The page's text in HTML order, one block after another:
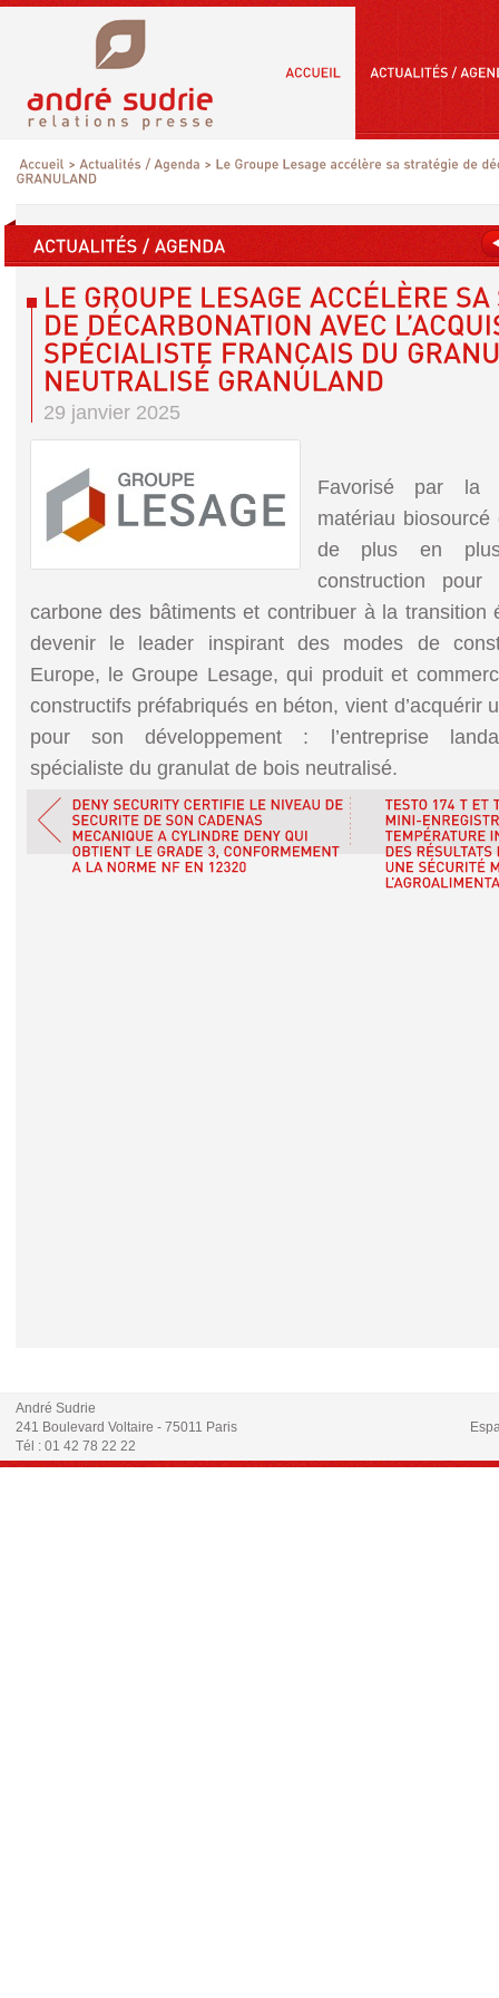
29 janvier 2025
Favorisé par la
matériau
de plus en
construction pour
carbone des bâtiments et contribuer à la transition
devenir le leader inspirant des modes de
Europe, le Groupe Lesage, qui produit et
constructifs préfabriqués en béton, vient d’acquérir
pour son développement : l’entreprise
spécialiste du granulat de bois neutralisé.
André Sudrie
241 Boulevard Voltaire - 75011 Paris
Tél : 01 42 78 22 22